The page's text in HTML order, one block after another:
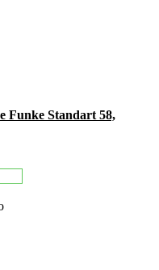
Funke Standart 58,